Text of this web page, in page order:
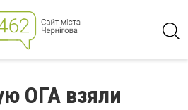
ОГА взяли